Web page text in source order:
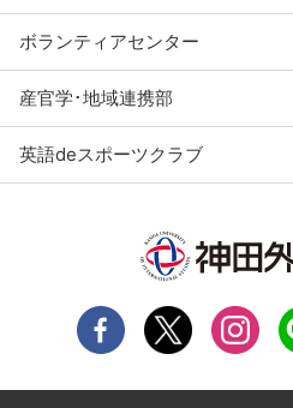
ボランティアセンター
産官学･地域連携部
英語deスポーツクラブ